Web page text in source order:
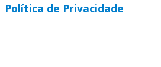
Política de Privacidade